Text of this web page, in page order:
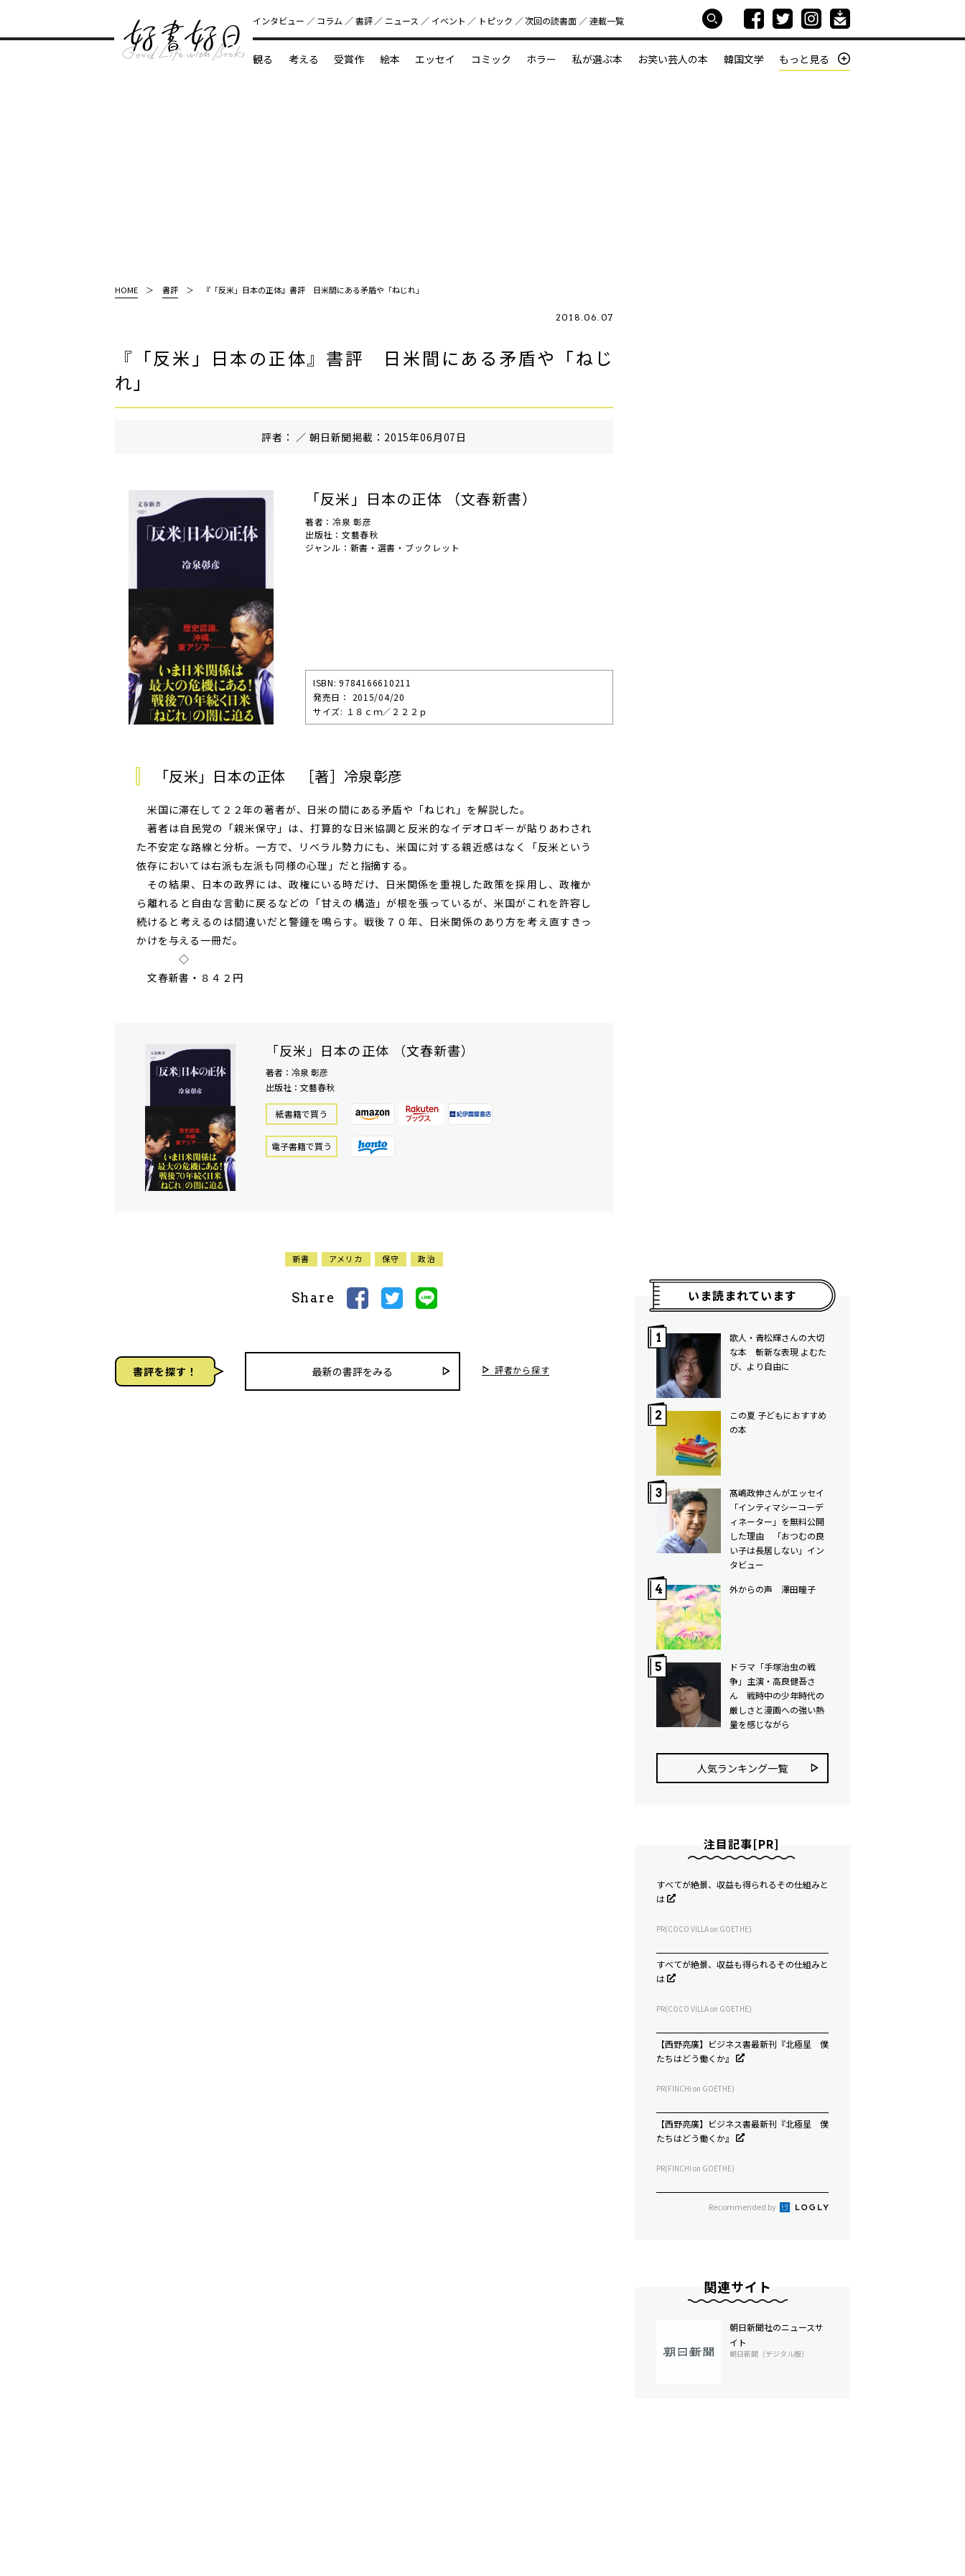
好書好日
インタビュー コラム 書評 ニュース イベント トピック 次回の読書⾯ 連載一覧
観る 考える 受賞作 絵本 エッセイ コミック ホラー 私が選ぶ本 お笑い芸人の本 韓国文学 もっと見る
HOME 書評 『「反米」日本の正体』書評 日米間にある矛盾や「ねじれ」
2018.06.07
『「反米」日本の正体』書評 日米間にある矛盾や「ねじ
れ」
評者： ／ 朝⽇新聞掲載：2015年06月07日
「反米」日本の正体 （文春新書）
著者：冷泉 彰彦
出版社：文藝春秋
ジャンル：新書・選書・ブックレット
ISBN: 9784166610211
発売⽇： 2015/04/20
サイズ: １８ｃｍ／２２２ｐ
「反米」日本の正体 ［著］冷泉彰彦
米国に滞在して２２年の著者が、日米の間にある矛盾や「ねじれ」を解説した。
著者は自民党の「親米保守」は、打算的な日米協調と反米的なイデオロギーが貼りあわされ
た不安定な路線と分析。一方で、リベラル勢力にも、米国に対する親近感はなく「反米という
依存においては右派も左派も同様の心理」だと指摘する。
その結果、日本の政界には、政権にいる時だけ、日米関係を重視した政策を採用し、政権か
ら離れると自由な言動に戻るなどの「甘えの構造」が根を張っているが、米国がこれを許容し
続けると考えるのは間違いだと警鐘を鳴らす。戦後７０年、日米関係のあり方を考え直すきっ
かけを与える一冊だ。
◇
文春新書・８４２円
「反米」日本の正体 （文春新書）
著者：冷泉 彰彦
出版社：文藝春秋
紙書籍で買う
電⼦書籍で買う
新書 アメリカ 保守 政治
Share
書評を探す！ 最新の書評をみる 評者から探す
いま読まれています
歌人・青松輝さんの大切
な本 斬新な表現 よむた
び、より自由に
この夏 子どもにおすすめ
の本
髙嶋政伸さんがエッセイ
「インティマシーコーデ
ィネーター」を無料公開
した理由 「おつむの良
い子は長居しない」イン
タビュー
外からの声 澤田瞳子
ドラマ「手塚治虫の戦
争」主演・高良健吾さ
ん 戦時中の少年時代の
厳しさと漫画への強い熱
量を感じながら
人気ランキング⼀覧
注目記事[PR]
すべてが絶景、収益も得られるその仕組みと
は
PR(COCO VILLA on GOETHE)
すべてが絶景、収益も得られるその仕組みと
は
PR(COCO VILLA on GOETHE)
【西野亮廣】ビジネス書最新刊『北極星 僕
たちはどう働くか』
PR(FINCHI on GOETHE)
【西野亮廣】ビジネス書最新刊『北極星 僕
たちはどう働くか』
PR(FINCHI on GOETHE)
Recommended by
関連サイト
朝日新聞社のニュースサ
イト
朝日新聞（デジタル版）